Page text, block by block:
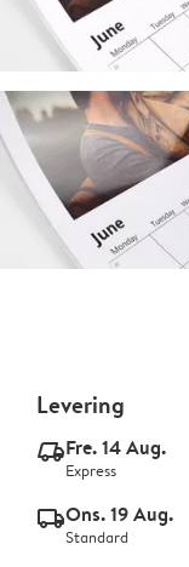
Levering
delivery_express_v2Fre. 14 Aug.
Express
delivery_standard_v2Ons. 19 Aug.
Standard